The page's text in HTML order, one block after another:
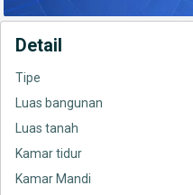
Detail
Tipe
Luas bangunan
Luas tanah
Kamar tidur
Kamar Mandi